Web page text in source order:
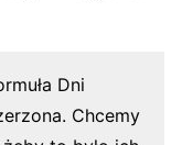
Dni
Chcemy